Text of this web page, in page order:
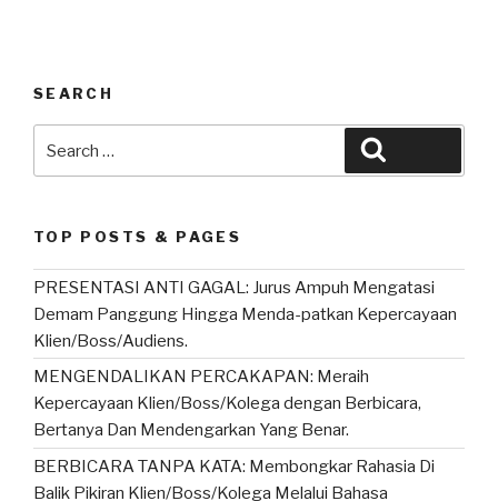
SEARCH
for:
TOP POSTS & PAGES
PRESENTASI ANTI GAGAL: Jurus Ampuh Mengatasi
Demam Panggung Hingga Menda-patkan Kepercayaan
Klien/Boss/Audiens.
MENGENDALIKAN PERCAKAPAN: Meraih
Kepercayaan Klien/Boss/Kolega dengan Berbicara,
Bertanya Dan Mendengarkan Yang Benar.
BERBICARA TANPA KATA: Membongkar Rahasia Di
Balik Pikiran Klien/Boss/Kolega Melalui Bahasa